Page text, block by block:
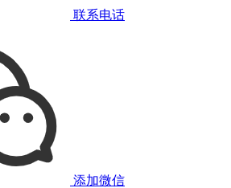
联系电话
添加微信